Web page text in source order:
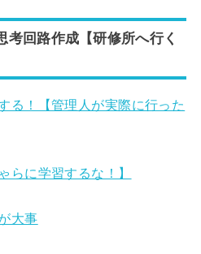
回路作成【研修所へ行く
る！【管理人が実際に行った
らに学習するな！】
大事